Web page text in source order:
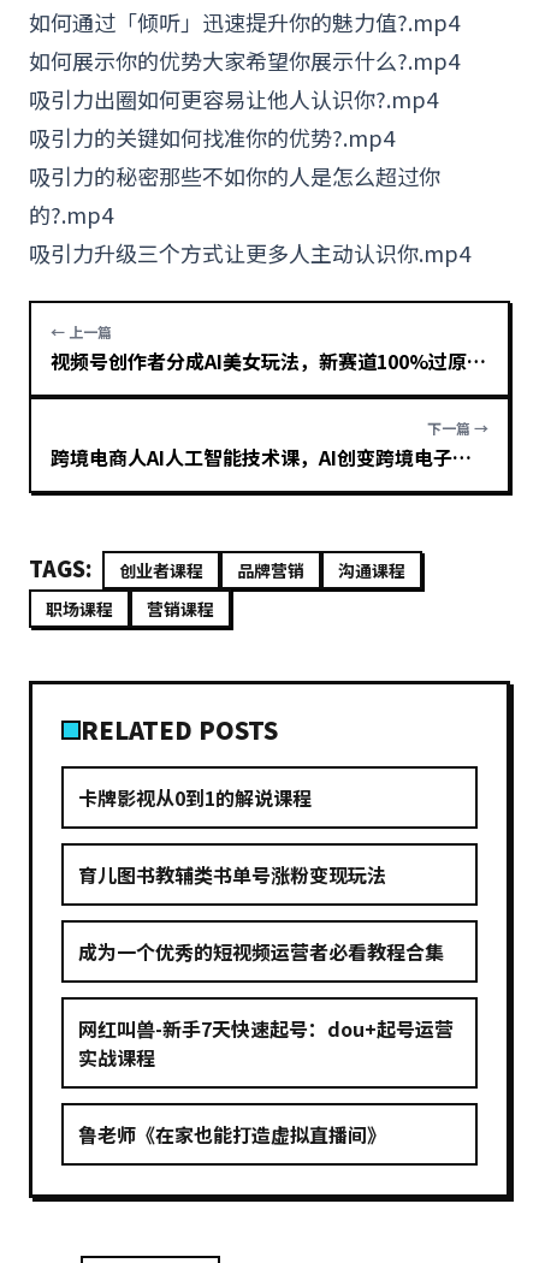
如何通过「倾听」迅速提升你的魅力值?.mp4
如何展示你的优势大家希望你展示什么?.mp4
吸引力出圈如何更容易让他人认识你?.mp4
吸引力的关键如何找准你的优势?.mp4
吸引力的秘密那些不如你的人是怎么超过你
的?.mp4
吸引力升级三个方式让更多人主动认识你.mp4
← 上一篇
视频号创作者分成AI美女玩法，新赛道100%过原创无脑操作，条条爆款，单日1000+
下一篇 →
跨境电商人AI人工智能技术课，AI创变跨境电子商务（14堂课）
TAGS: 创业者课程 品牌营销
沟通课程
职场课程
营销课程
RELATED POSTS
卡牌影视从0到1的解说课程
育儿图书教辅类书单号涨粉变现玩法
成为一个优秀的短视频运营者必看教程合集
网红叫兽-新手7天快速起号：dou+起号运营
实战课程
鲁老师《在家也能打造虚拟直播间》